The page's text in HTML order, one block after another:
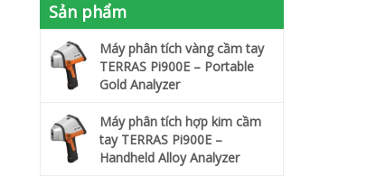
Sản phẩm
Máy phân tích vàng cầm tay
TERRAS Pi900E – Portable
Gold Analyzer
Máy phân tích hợp kim cầm
tay TERRAS Pi900E –
Handheld Alloy Analyzer